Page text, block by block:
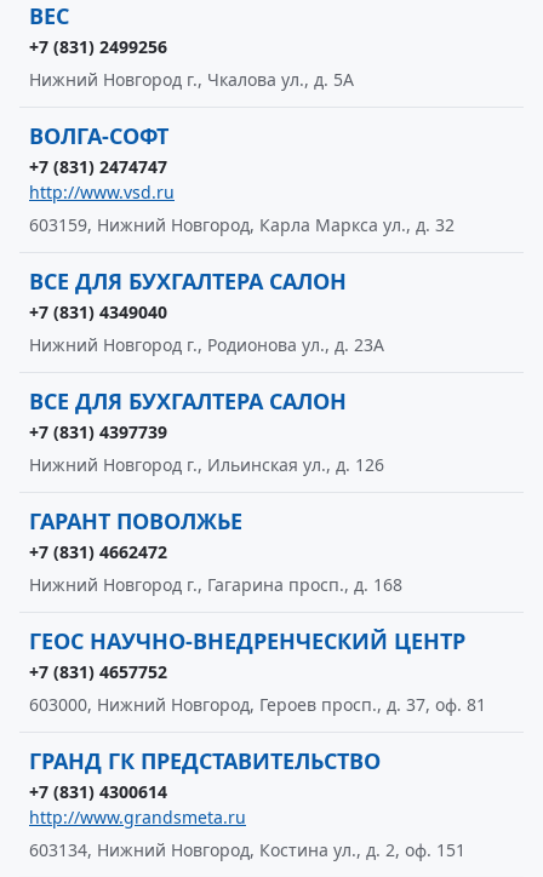
ВЕС
+7 (831) 2499256
Нижний Новгород г., Чкалова ул., д. 5А
ВОЛГА-СОФТ
+7 (831) 2474747
http://www.vsd.ru
603159, Нижний Новгород, Карла Маркса ул., д. 32
ВСЕ ДЛЯ БУХГАЛТЕРА САЛОН
+7 (831) 4349040
Нижний Новгород г., Родионова ул., д. 23А
ВСЕ ДЛЯ БУХГАЛТЕРА САЛОН
+7 (831) 4397739
Нижний Новгород г., Ильинская ул., д. 126
ГАРАНТ ПОВОЛЖЬЕ
+7 (831) 4662472
Нижний Новгород г., Гагарина просп., д. 168
ГЕОС НАУЧНО-ВНЕДРЕНЧЕСКИЙ ЦЕНТР
+7 (831) 4657752
603000, Нижний Новгород, Героев просп., д. 37, оф. 81
ГРАНД ГК ПРЕДСТАВИТЕЛЬСТВО
+7 (831) 4300614
http://www.grandsmeta.ru
603134, Нижний Новгород, Костина ул., д. 2, оф. 151